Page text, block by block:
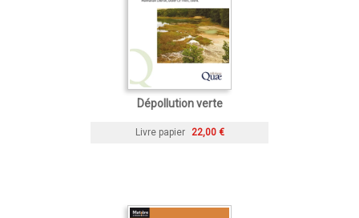
Dépollution verte
Livre papier 22,00 €